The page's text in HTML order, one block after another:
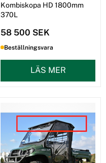
Kombiskopa HD 1800mm
370L
58 500 SEK
Beställningsvara
LÄS MER